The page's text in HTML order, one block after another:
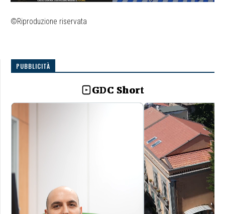
©Riproduzione riservata
PUBBLICITÀ
GDC Short